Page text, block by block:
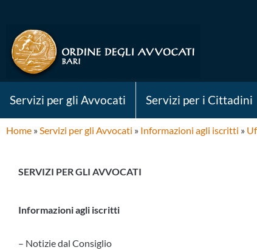
Servizi per gli Avvocati Servizi per i Cittadini
Home »Servizi per gli Avvocati » Informazioni agli iscritti »
SERVIZI PER GLI AVVOCATI
Informazioni agli iscritti
– Notizie dal Consiglio